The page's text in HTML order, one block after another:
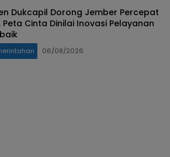
Dukcapil Dorong Jember Percepat
Peta Cinta Dinilai Inovasi Pelayanan
06/08/2026